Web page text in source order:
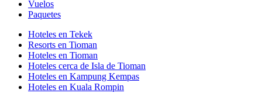
Vuelos
Paquetes
Hoteles en Tekek
Resorts en Tioman
Hoteles en Tioman
Hoteles cerca de Isla de Tioman
Hoteles en Kampung Kempas
Hoteles en Kuala Rompin